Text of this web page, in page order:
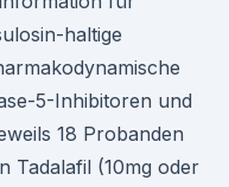
haltige
5-Inhibitoren und
18 Probanden
Tadalafil (10mg oder